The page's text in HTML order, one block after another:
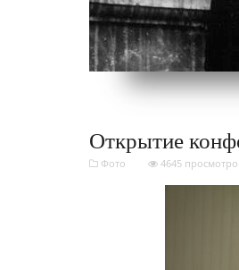
Открытие
Фото 4645